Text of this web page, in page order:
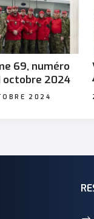
69, numéro
octobre 2024
2024